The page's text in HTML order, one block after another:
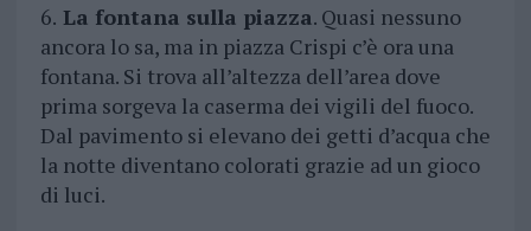
6. La fontana sulla piazza. Quasi nessuno
ancora lo sa, ma in piazza Crispi c’è ora una
fontana. Si trova all’altezza dell’area dove
prima sorgeva la caserma dei vigili del fuoco.
Dal pavimento si elevano dei getti d’acqua che
la notte diventano colorati grazie ad un gioco
di luci.